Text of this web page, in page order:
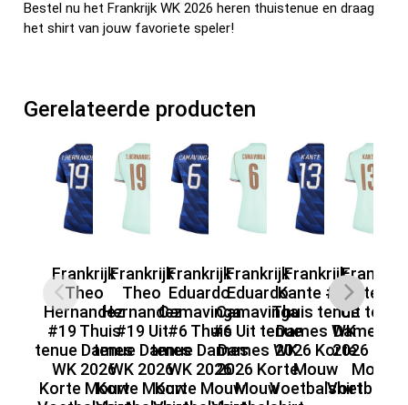
Bestel nu het Frankrijk WK 2026 heren thuistenue en draag
het shirt van jouw favoriete speler!
Gerelateerde producten
Frankrijk
Theo
Hernandez
#19 Thuis
tenue Dames
WK 2026
Korte Mouw
Frankrijk
Theo
Hernandez
#19 Uit
tenue Dames
WK 2026
Korte Mouw
Frankrijk
Eduardo
Camavinga
#6 Thuis
tenue Dames
WK 2026
Korte Mouw
Frankrijk
Eduardo
Camavinga
#6 Uit tenue
Dames WK
2026 Korte
Mouw
Frankrijk
Kante #13
Thuis tenue
Dames WK
2026 Korte
Mouw
Voetbalshirt
Frankrijk
Kante
Uit tenue
Dames
2026
Mouw